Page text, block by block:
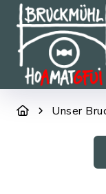
Unser